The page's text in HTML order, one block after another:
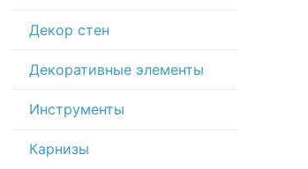
Декор стен
Декоративные элементы
Инструменты
Карнизы